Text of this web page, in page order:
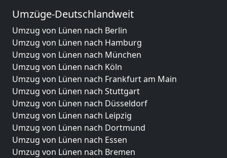
Umzüge-Deutschlandweit
Umzug von Lünen nach Berlin
Umzug von Lünen nach Hamburg
Umzug von Lünen nach München
Umzug von Lünen nach Köln
Umzug von Lünen nach Frankfurt am Main
Umzug von Lünen nach Stuttgart
Umzug von Lünen nach Düsseldorf
Umzug von Lünen nach Leipzig
Umzug von Lünen nach Dortmund
Umzug von Lünen nach Essen
Umzug von Lünen nach Bremen